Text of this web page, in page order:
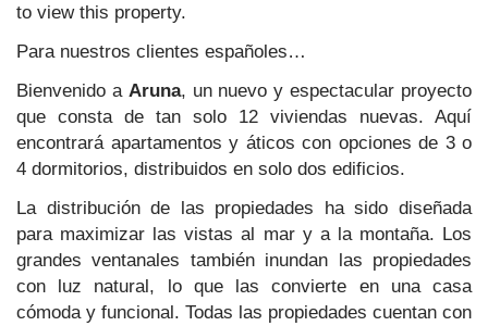
to view this property.
Para nuestros clientes españoles…
Bienvenido a Aruna, un nuevo y espectacular proyecto
que consta de tan solo 12 viviendas nuevas. Aquí
encontrará apartamentos y áticos con opciones de 3 o
4 dormitorios, distribuidos en solo dos edificios.
La distribución de las propiedades ha sido diseñada
para maximizar las vistas al mar y a la montaña. Los
grandes ventanales también inundan las propiedades
con luz natural, lo que las convierte en una casa
cómoda y funcional. Todas las propiedades cuentan con